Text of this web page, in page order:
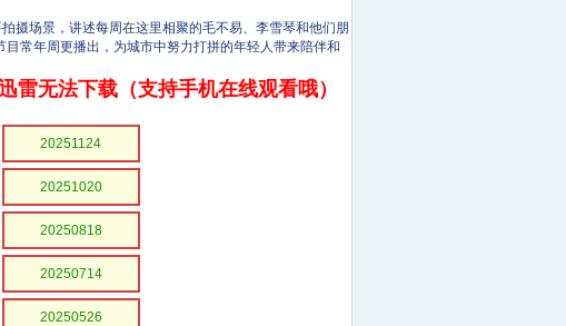
场景，讲述每周在这里相聚的毛不易、李雪琴和他们朋
常年周更播出，为城市中努力打拼的年轻人带来陪伴和
雷无法下载（支持手机在线观看哦）
20251124
20251020
20250818
20250714
20250526